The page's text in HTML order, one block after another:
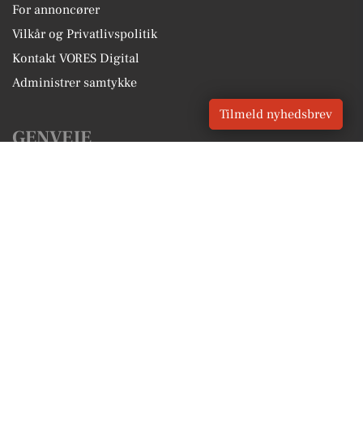
For annoncører
Vilkår og Privatlivspolitik
Kontakt VORES Digital
Administrer samtykke
GENVEJE
Tilmeld nyhedsbrev